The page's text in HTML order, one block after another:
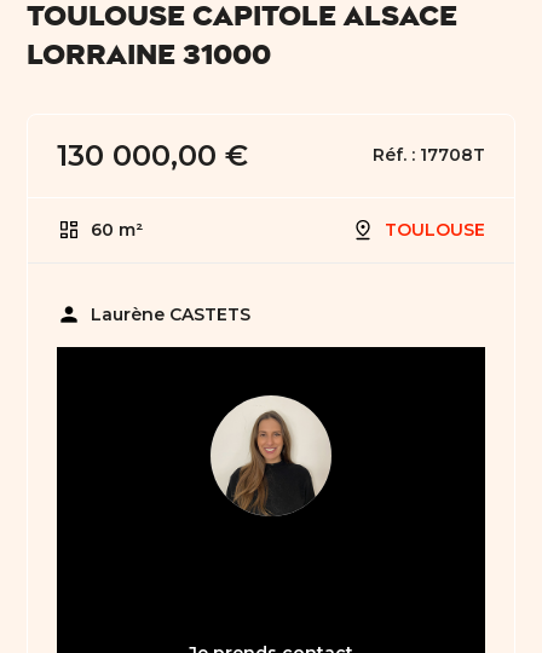
TOULOUSE CAPITOLE ALSACE
LORRAINE 31000
130 000,00 € Réf. : 17708T
60 m² TOULOUSE
person Laurène CASTETS